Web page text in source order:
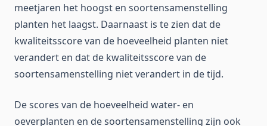
meetjaren het hoogst en soortensamenstelling
planten het laagst. Daarnaast is te zien dat de
kwaliteitsscore van de hoeveelheid planten niet
verandert en dat de kwaliteitsscore van de
soortensamenstelling niet verandert in de tijd.
De scores van de hoeveelheid water- en
oeverplanten en de soortensamenstelling zijn ook